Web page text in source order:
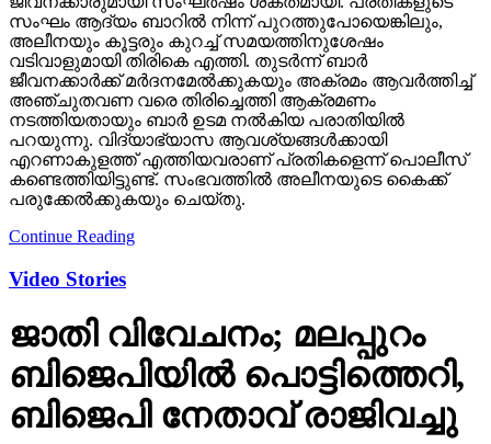
സംഘം ആദ്യം ബാറില്‍ നിന്ന് പുറത്തുപോയെങ്കിലും,
അലീനയും കൂട്ടരും കുറച്ച് സമയത്തിനുശേഷം
വടിവാളുമായി തിരികെ എത്തി. തുടര്‍ന്ന് ബാര്‍
ജീവനക്കാര്‍ക്ക് മര്‍ദനമേല്‍ക്കുകയും അക്രമം ആവര്‍ത്തിച്ച്
അഞ്ചുതവണ വരെ തിരിച്ചെത്തി ആക്രമണം
നടത്തിയതായും ബാര്‍ ഉടമ നല്‍കിയ പരാതിയില്‍
പറയുന്നു. വിദ്യാഭ്യാസ ആവശ്യങ്ങള്‍ക്കായി
എറണാകുളത്ത് എത്തിയവരാണ് പ്രതികളെന്ന് പൊലീസ്
കണ്ടെത്തിയിട്ടുണ്ട്. സംഭവത്തില്‍ അലീനയുടെ കൈക്ക്
പരുക്കേല്‍ക്കുകയും ചെയ്തു.
Continue Reading
Video Stories
ജാതി വിവേചനം; മലപ്പുറം
ബിജെപിയില്‍ പൊട്ടിത്തെറി,
ബിജെപി നേതാവ് രാജിവച്ചു